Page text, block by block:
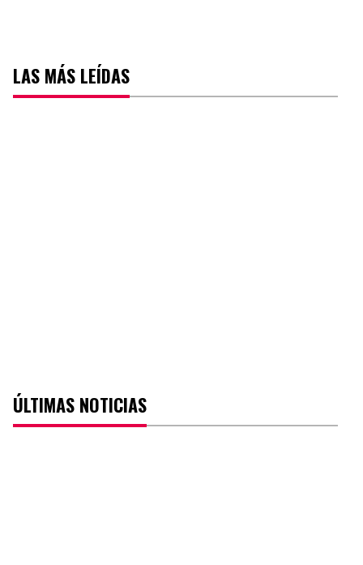
LAS MÁS LEÍDAS
ÚLTIMAS NOTICIAS